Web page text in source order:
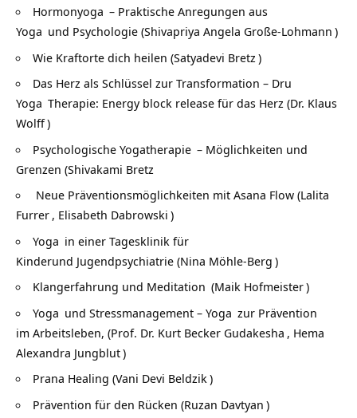
Hormonyoga – Praktische Anregungen aus
Yoga und Psychologie (Shivapriya Angela Große-Lohmann )
Wie Kraftorte dich heilen (Satyadevi Bretz )
Das Herz als Schlüssel zur Transformation – Dru
Yoga Therapie: Energy block release für das Herz (Dr. Klaus
Wolff)
Psychologische Yogatherapie – Möglichkeiten und
Grenzen (Shivakami Bretz
Neue Präventionsmöglichkeiten mit Asana Flow (Lalita
Furrer , Elisabeth Dabrowski )
Yoga in einer Tagesklinik für
Kinderund Jugendpsychiatrie (Nina Möhle-Berg )
Klangerfahrung und Meditation (Maik Hofmeister)
Yoga und Stressmanagement – Yoga zur Prävention
im Arbeitsleben, (Prof. Dr. Kurt Becker Gudakesha , Hema
Alexandra Jungblut)
Prana Healing (Vani Devi Beldzik)
Prävention für den Rücken (Ruzan Davtyan )